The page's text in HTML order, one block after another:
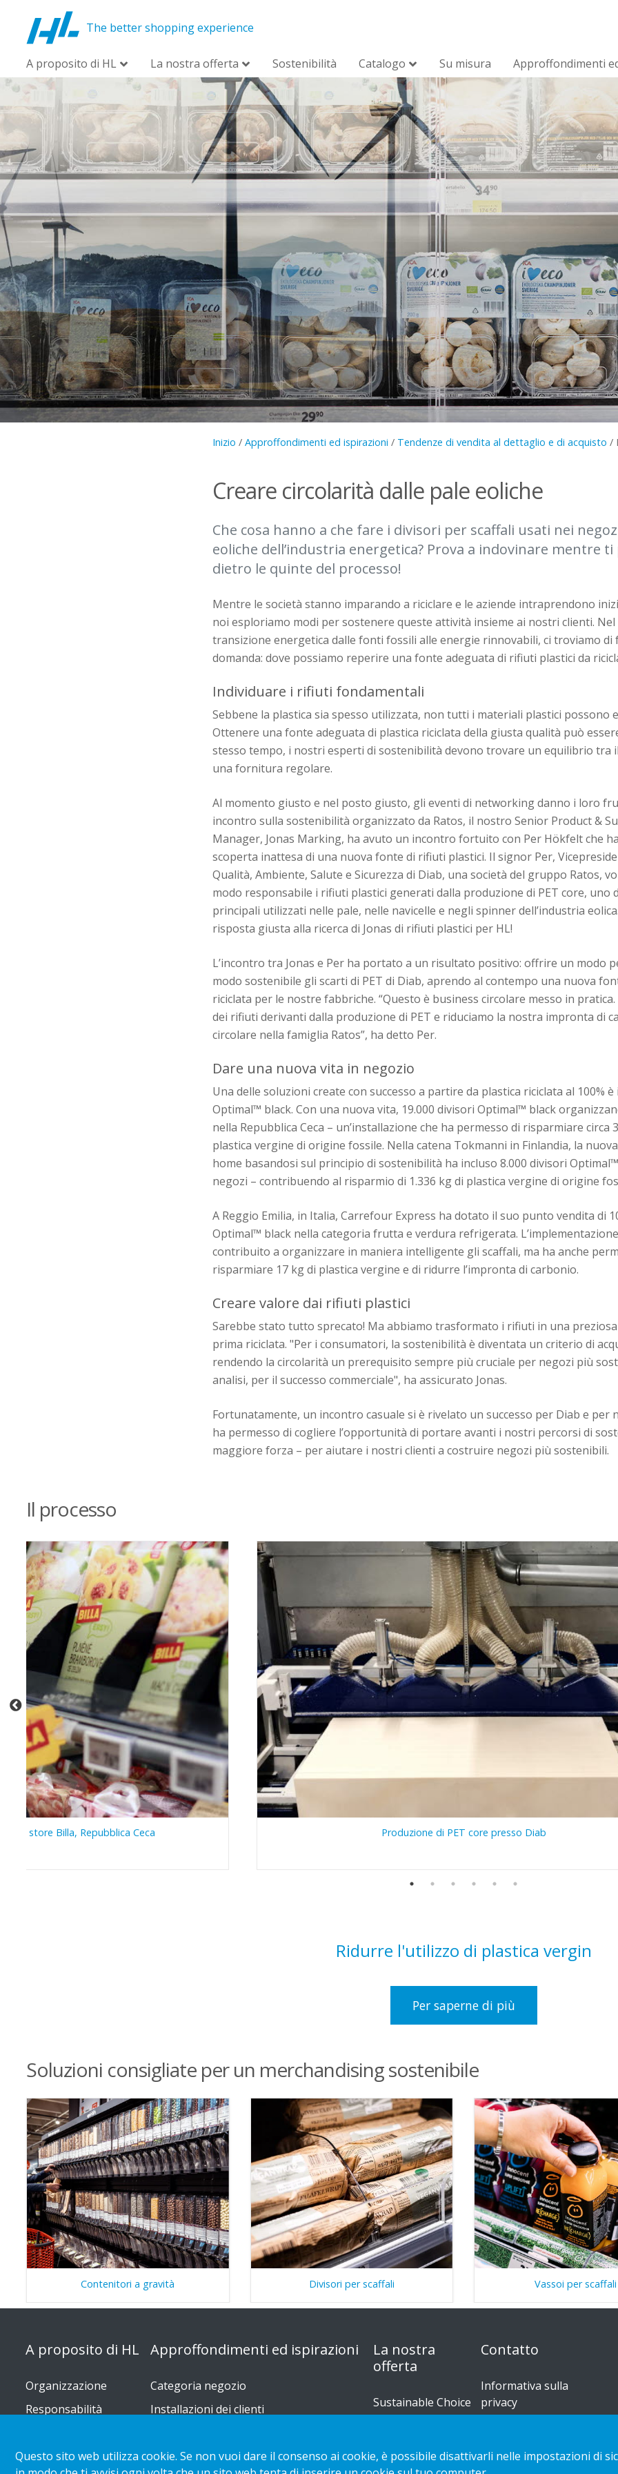
The better shopping experience
A proposito di HL La nostra offerta Sostenibilità Catalogo Su misura Approffondimenti
Inizio / Approffondimenti ed ispirazioni / Tendenze di vendita al dettaglio e di acquisto /
Creare circolarità dalle pale eoliche
Che cosa hanno a che fare i divisori per scaffali usati nei
eoliche dell’industria energetica? Prova a indovinare mentre
dietro le quinte del processo!
Mentre le società stanno imparando a riciclare e le aziende intraprendono
noi esploriamo modi per sostenere queste attività insieme ai nostri clienti.
transizione energetica dalle fonti fossili alle energie rinnovabili, ci troviamo di
domanda: dove possiamo reperire una fonte adeguata di rifiuti plastici da
Individuare i rifiuti fondamentali
Sebbene la plastica sia spesso utilizzata, non tutti i materiali plastici possono
Ottenere una fonte adeguata di plastica riciclata della giusta qualità può
stesso tempo, i nostri esperti di sostenibilità devono trovare un equilibrio tra
una fornitura regolare.
Al momento giusto e nel posto giusto, gli eventi di networking danno i loro
incontro sulla sostenibilità organizzato da Ratos, il nostro Senior Product &
Manager, Jonas Marking, ha avuto un incontro fortuito con Per Hökfelt che
scoperta inattesa di una nuova fonte di rifiuti plastici. Il signor Per,
Qualità, Ambiente, Salute e Sicurezza di Diab, una società del gruppo Ratos,
modo responsabile i rifiuti plastici generati dalla produzione di PET core, uno
principali utilizzati nelle pale, nelle navicelle e negli spinner dell’industria
risposta giusta alla ricerca di Jonas di rifiuti plastici per HL!
L’incontro tra Jonas e Per ha portato a un risultato positivo: offrire un modo
modo sostenibile gli scarti di PET di Diab, aprendo al contempo una nuova
riciclata per le nostre fabbriche. “Questo è business circolare messo in pratica.
dei rifiuti derivanti dalla produzione di PET e riduciamo la nostra impronta di
circolare nella famiglia Ratos”, ha detto Per.
Dare una nuova vita in negozio
Una delle soluzioni create con successo a partire da plastica riciclata al 100% è
Optimal™ black. Con una nuova vita, 19.000 divisori Optimal™ black
nella Repubblica Ceca – un’installazione che ha permesso di risparmiare circa
plastica vergine di origine fossile. Nella catena Tokmanni in Finlandia, la
home basandosi sul principio di sostenibilità ha incluso 8.000 divisori
negozi – contribuendo al risparmio di 1.336 kg di plastica vergine di origine
A Reggio Emilia, in Italia, Carrefour Express ha dotato il suo punto vendita di
Optimal™ black nella categoria frutta e verdura refrigerata.
contribuito a organizzare in maniera intelligente gli scaffali, ma ha anche
risparmiare 17 kg di plastica vergine e di ridurre l’impronta di carbonio.
Creare valore dai rifiuti plastici
Sarebbe stato tutto sprecato! Ma abbiamo trasformato i rifiuti in una
prima riciclata. "Per i consumatori, la sostenibilità è diventata un criterio di
rendendo la circolarità un prerequisito sempre più cruciale per negozi più
analisi, per il successo commerciale", ha assicurato Jonas.
Fortunatamente, un incontro casuale si è rivelato un successo per Diab e per
ha permesso di cogliere l’opportunità di portare avanti i nostri percorsi di
maggiore forza – per aiutare i nostri clienti a costruire negozi più sostenibili.
Il processo
store Billa, Repubblica Ceca Produzione di PET core presso Diab
Ridurre l'utilizzo di plastica vergin
Per saperne di più
Soluzioni consigliate per un merchandising sostenibile
Contenitori a gravità Divisori per scaffali Vassoi per scaffali
A proposito di HL
Organizzazione
Responsabilità
Carriera
Approffondimenti ed ispirazioni
Categoria negozio
Installazioni dei clienti
acquisto
La nostra
offerta
Sustainable Choice
Contatto
Informativa sulla
privacy
Questo sito web utilizza cookie. Se non vuoi dare il consenso ai cookie, è possibile disattivarli nelle impostazioni di